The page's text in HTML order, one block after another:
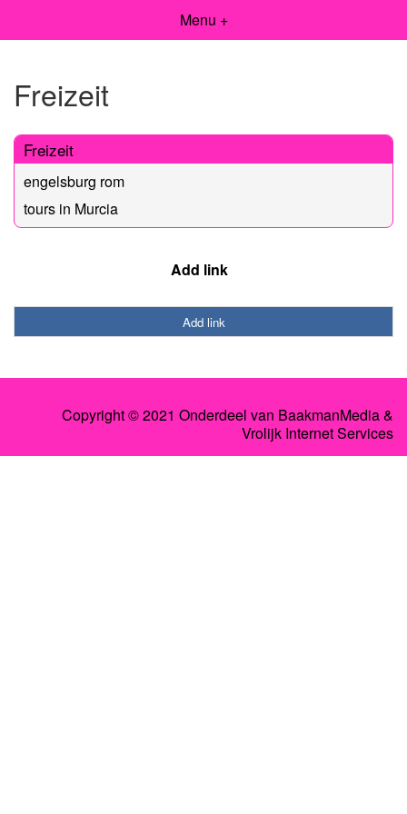
Menu +
Freizeit
Freizeit
engelsburg rom
tours in Murcia
Add link
Add link
Copyright © 2021 Onderdeel van BaakmanMedia&
Vrolijk Internet Services